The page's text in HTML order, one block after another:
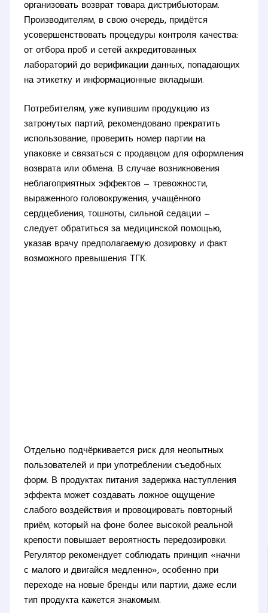
организовать возврат товара дистрибьюторам.
Производителям, в свою очередь, придётся
усовершенствовать процедуры контроля качества:
от отбора проб и сетей аккредитованных
лабораторий до верификации данных, попадающих
на этикетку и информационные вкладыши.
Потребителям, уже купившим продукцию из
затронутых партий, рекомендовано прекратить
использование, проверить номер партии на
упаковке и связаться с продавцом для оформления
возврата или обмена. В случае возникновения
неблагоприятных эффектов — тревожности,
выраженного головокружения, учащённого
сердцебиения, тошноты, сильной седации —
следует обратиться за медицинской помощью,
указав врачу предполагаемую дозировку и факт
возможного превышения ТГК.
Отдельно подчёркивается риск для неопытных
пользователей и при употреблении съедобных
форм. В продуктах питания задержка наступления
эффекта может создавать ложное ощущение
слабого воздействия и провоцировать повторный
приём, который на фоне более высокой реальной
крепости повышает вероятность передозировки.
Регулятор рекомендует соблюдать принцип «начни
с малого и двигайся медленно», особенно при
переходе на новые бренды или партии, даже если
тип продукта кажется знакомым.